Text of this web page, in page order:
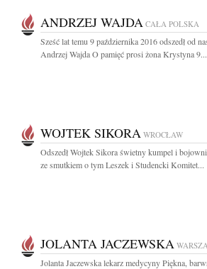
ANDRZEJ WAJDA CAŁA POLSKA
Sześć lat temu 9 października 2016 odszedł od
Andrzej Wajda O pamięć prosi żona Krystyna 9...
WOJTEK SIKORA WROCŁAW
Odszedł Wojtek Sikora świetny kumpel i
ze smutkiem o tym Leszek i Studencki Komitet...
JOLANTA JACZEWSKA
Jolanta Jaczewska lekarz medycyny Piękna,